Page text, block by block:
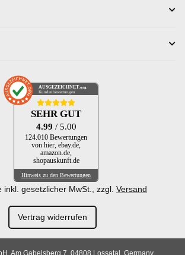
AUSGEZEICHNET .org
Kundenbewertungen
SEHR GUT
4.99 / 5.00
124.010 Bewertungen
von hier, ebay.de,
amazon.de,
shopauskunft.de
Hinweis zu den Bewertungen
inkl. gesetzlicher MwSt., zzgl. Versand
Vertrag widerrufen
Am Gabelsberg 7, 04808 Lossatal, Germany